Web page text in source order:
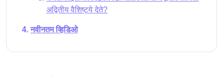
अद्वितीय वैशिष्ट्ये देते?
नवीनतम व्हिडिओ